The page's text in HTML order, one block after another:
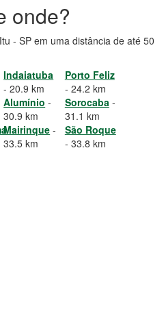
onde?
- SP em uma distância de até 50
Indaiatuba
- 20.9 km
Porto Feliz
- 24.2 km
Alumínio -
30.9 km
Sorocaba-
31.1 km
Mairinque -
33.5 km
São Roque
- 33.8 km